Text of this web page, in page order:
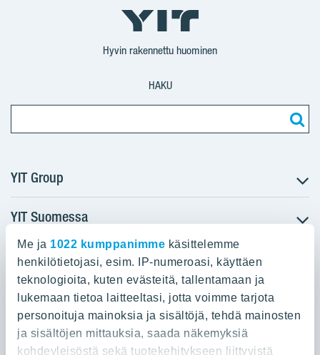
Me ja 1022 kumppanimme käsittelemme
henkilötietojasi, esim. IP-numeroasi, käyttäen
teknologioita, kuten evästeitä, tallentamaan ja
lukemaan tietoa laitteeltasi, jotta voimme tarjota
personoituja mainoksia ja sisältöjä, tehdä mainosten
ja sisältöjen mittauksia, saada näkemyksiä
kohdeyleisöstä sekä tuotekehitykseen liittyvistä
YIT
Suomi
Corporation
Corporation
Hyvin rakennettu huominen
HAKU
YIT Group
Tietoa YIT:stä
Töihin meille
Sijoittajat
Projektit
Vastuullisuus
Media
YIT Suomessa
Myytävät asunnot
Vuokrattavat toimitilat
Kiinteistösijoittaminen
Infrarakentaminen
Toimitilarakentaminen
YIT:n pääkonttori
Panuntie 11, PL 36, 00620 Helsinki
020 433 111